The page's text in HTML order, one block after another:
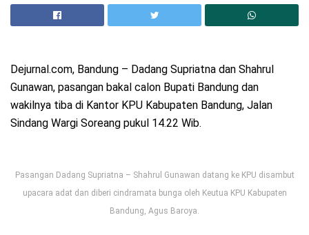
Dejurnal.com, Bandung – Dadang Supriatna dan Shahrul
Gunawan, pasangan bakal calon Bupati Bandung dan
wakilnya tiba di Kantor KPU Kabupaten Bandung, Jalan
Sindang Wargi Soreang pukul 14.22 Wib.
Pasangan Dadang Supriatna – Shahrul Gunawan datang ke KPU disambut
upacara adat dan diberi cindramata bunga oleh Keutua KPU Kabupaten
Bandung, Agus Baroya.